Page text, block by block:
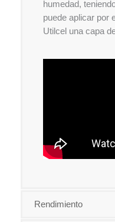
humedad,
puede aplicar por
Utilcel una capa
Rendimiento